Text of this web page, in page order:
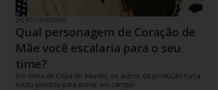
DO R7/13/06/2026
Qual personagem de Coração de
Mãe você escalaria para o seu
time?
Em clima de Copa do Mundo, os astros da produção turca
estão prontos para entrar em campo!